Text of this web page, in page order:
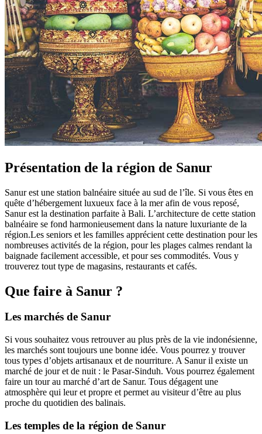
Présentation de la région de Sanur
Sanur est une station balnéaire située au sud de l’île. Si vous êtes en
quête d’hébergement luxueux face à la mer afin de vous reposé,
Sanur est la destination parfaite à Bali. L’architecture de cette station
balnéaire se fond harmonieusement dans la nature luxuriante de la
région.Les seniors et les familles apprécient cette destination pour les
nombreuses activités de la région, pour les plages calmes rendant la
baignade facilement accessible, et pour ses commodités. Vous y
trouverez tout type de magasins, restaurants et cafés.
Que faire à Sanur ?
Les marchés de Sanur
Si vous souhaitez vous retrouver au plus près de la vie indonésienne,
les marchés sont toujours une bonne idée. Vous pourrez y trouver
tous types d’objets artisanaux et de nourriture. A Sanur il existe un
marché de jour et de nuit : le Pasar-Sinduh. Vous pourrez également
faire un tour au marché d’art de Sanur. Tous dégagent une
atmosphère qui leur et propre et permet au visiteur d’être au plus
proche du quotidien des balinais.
Les temples de la région de Sanur